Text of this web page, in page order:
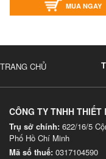
MUA NGAY
TRANG CHỦ
CÔNG TY TNHH
Trụ sở chính: 622/16/5
Phố Hồ Chí Minh
Mã số thuế: 0317104590